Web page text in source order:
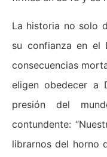
La historia no solo
su confianza en el
consecuencias
eligen obedecer a
presión del
contundente:
librarnos del horno